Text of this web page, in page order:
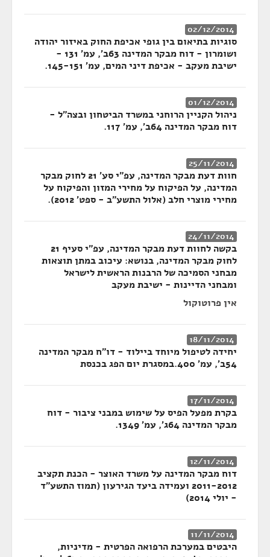
02/12/2014
סוגיות בתיאום בין גופי אכיפת החוק באיזור יהודה
ושומרון - דוח מבקר המדינה 63ב', עמ' 131 -
ישיבת מעקב - אכיפת דיני המים, עמ' 145-151.
01/12/2014
ניהול הקניין הרוחני במשרד הביטחון ובצה"ל -
דוח מבקר המדינה 64ב', עמ' 117.
25/11/2014
חוות דעת מבקר המדינה, עפ"י סע' 21 לחוק מבקר
המדינה, על הפיקוח על מחירי המזון והפיקוח על
מחירי מוצרי חלב (אלול התשע"ב - ספט' 2012).
24/11/2014
בקשה לחוות דעת מבקר המדינה, עפ"י סעיף 21
לחוק מבקר המדינה, בנושא: עיכוב במתן תוצאות
מבחני הסמיכה של הרבנות הראשית לישראל
ומבחני הדיינות - ישיבת מעקב
אין פרוטוקול
18/11/2014
יחידה לטיפול מיוחד ביילוד - דו"ח מבקר המדינה
54ב', עמ' 400.במסגרת יום הפג בכנסת
17/11/2014
בקרת מפעל הפיס על שימוש במבני ציבור - דוח
מבקר המדינה 64ג', עמ' 1349.
12/11/2014
דוח מבקר המדינה על משרד האוצר - הכנת תקציב
2011-2012 ועמידה ביעד הגירעון (תמוז התשע"ד
- יולי 2014)
11/11/2014
היבטים במערכת הרפואה הפרטית - מדיניות,